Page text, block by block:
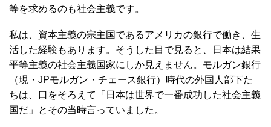
等を求めるのも社会主義です。
私は、資本主義の宗主国であるアメリカの銀行で働き、生
活した経験もあります。そうした目で見ると、日本は結果
平等主義の社会主義国家にしか見えません。モルガン銀行
（現・JPモルガン・チェース銀行）時代の外国人部下た
ちは、口をそろえて「日本は世界で一番成功した社会主義
国だ」とその当時言っていました。